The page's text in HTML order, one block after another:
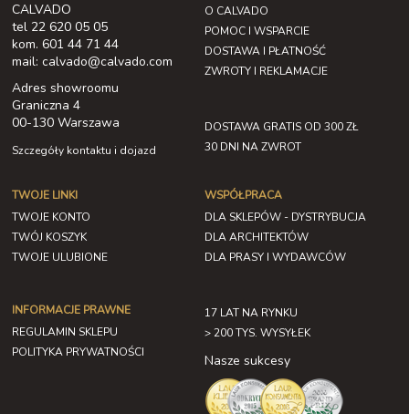
CALVADO
tel 22 620 05 05
kom. 601 44 71 44
mail: calvado@calvado.com
Adres showroomu
Graniczna 4
00-130 Warszawa
Szczegóły kontaktu i dojazd
O CALVADO
POMOC I WSPARCIE
DOSTAWA I PŁATNOŚĆ
ZWROTY I REKLAMACJE
DOSTAWA GRATIS OD 300 ZŁ
30 DNI NA ZWROT
TWOJE LINKI
TWOJE KONTO
TWÓJ KOSZYK
TWOJE ULUBIONE
INFORMACJE PRAWNE
REGULAMIN SKLEPU
POLITYKA PRYWATNOŚCI
WSPÓŁPRACA
DLA SKLEPÓW - DYSTRYBUCJA
DLA ARCHITEKTÓW
DLA PRASY I WYDAWCÓW
17 LAT NA RYNKU
> 200 TYS. WYSYŁEK
Nasze sukcesy